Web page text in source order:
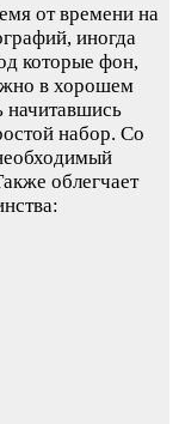
от времени на
иногда
которые фон,
в хорошем
начитавшись
набор. Со
облегчает